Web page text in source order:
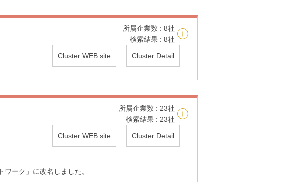
所属企業数 : 8社
検索結果 : 8社
Cluster WEB site Cluster Detail
所属企業数 : 23社
検索結果 : 23社
Cluster WEB site Cluster Detail
ーク」に改名しました。